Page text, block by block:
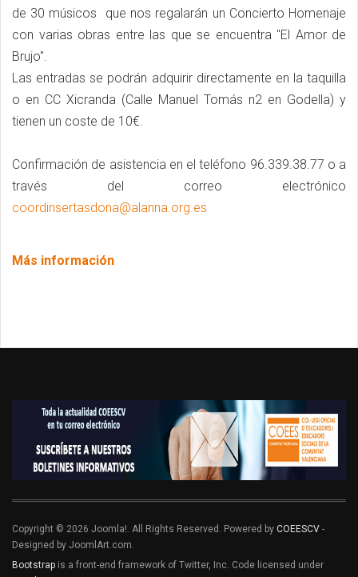
de 30 músicos que nos regalarán un Concierto Homenaje
con varias obras entre las que se encuentra "El Amor de
Brujo".
Las entradas se podrán adquirir directamente en la taquilla
o en CC Xicranda (Calle Manuel Tomás n2 en Godella) y
tienen un coste de 10€.
Confirmación de asistencia en el teléfono 96.339.38.77 o a
través del correo electrónico
coordinsertasdona@alanna.org.es
Más información
Copyright © 2026 Joomla!. All Rights Reserved. Powered by COEESCV -
Designed by JoomlArt.com.
Bootstrap is a front-end framework of Twitter, Inc. Code licensed under